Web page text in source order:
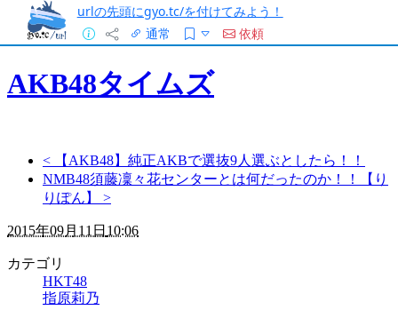
urlの先頭にgyo.tc/を付けてみよう！
通常
依頼